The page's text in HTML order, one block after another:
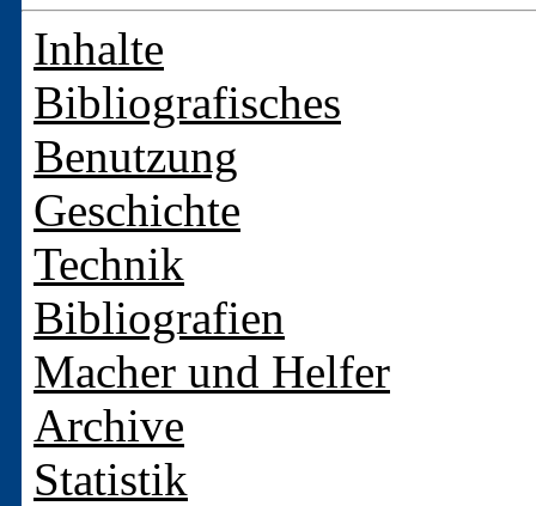
Inhalte
Bibliografisches
Benutzung
Geschichte
Technik
Bibliografien
Macher und Helfer
Archive
Statistik